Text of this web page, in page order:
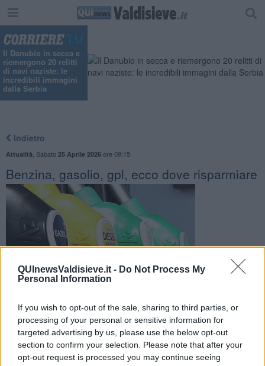
QUInewsValdisieve.it - Do Not Process My
Personal Information
If you wish to opt-out of the sale, sharing to third parties, or
processing of your personal or sensitive information for
targeted advertising by us, please use the below opt-out
section to confirm your selection. Please note that after your
opt-out request is processed you may continue seeing
Il Danubio in secca e
riemergono 20 relitti
di navi naziste: le
incredibili immagini
dalla Serbia
Indietro
Attualità Sabato 25 Aprile 2026ore 09:15
Benzina, gasolio, gpl, ecco dove risparmiare
Ecco l'elenco dei prezzi del carburante in provincia di Firenze.
Comune per comune gli impianti più economici dove fare
rifornimento.